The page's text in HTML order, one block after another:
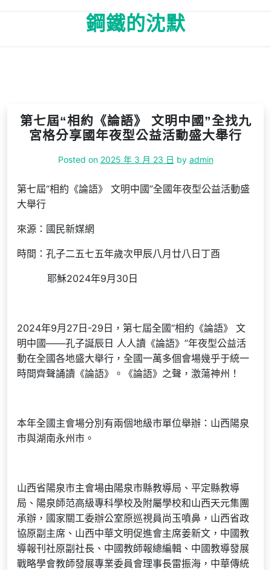
鋼鐵的沈默
第七屆“相約《論語》 文明中國”全找九
宮格分享國年夜型公益活動盛大舉行
Posted on 2025 年 3 月 23 日 by admin
第七屆“相約《論語》 文明中國”全國年夜型公益活動盛
大舉行
來源：國民新媒網
時間：孔子二五七五年歲次甲辰八月廿八日丁酉
耶穌2024年9月30日
2024年9月27日-29日，第七屆全國“相約《論語》 文
明中國——孔子誕辰日 人人讀《論語》”年夜型公益活
動在全國各地盛大舉行，全國一萬多個會場幾乎于統一
時間齊聲誦讀《論語》。《論語》之聲，激蕩神州！
本年全國主會場分別有兩個地級市單位舉辦：山西陽泉
市與湖南永州市。
山西省陽泉市主會場由陽泉市縣教導局、平定縣教導
局、陽泉師范高級專科學校及附屬學校和山西天元集團
承辦，國家關工委辦公室原巡視員尚玉噴鼻，山西省政
協原副主席、山西中華文明促進會主席姜新文，中國教
導報刊社原副社長、中國教師報總編輯、中國教導發展
戰略學會教師發展專業委員會理事長雷振海，中華傳統